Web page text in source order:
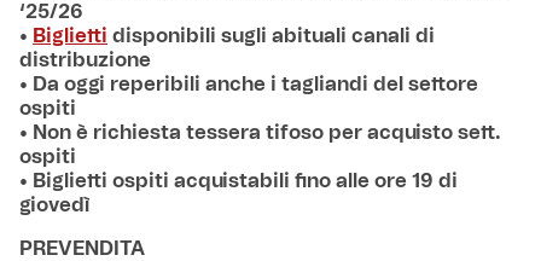
‘25/26
• Biglietti disponibili sugli abituali canali di
distribuzione
• Da oggi reperibili anche i tagliandi del settore
ospiti
• Non è richiesta tessera tifoso per acquisto sett.
ospiti
• Biglietti ospiti acquistabili fino alle ore 19 di
giovedì
PREVENDITA